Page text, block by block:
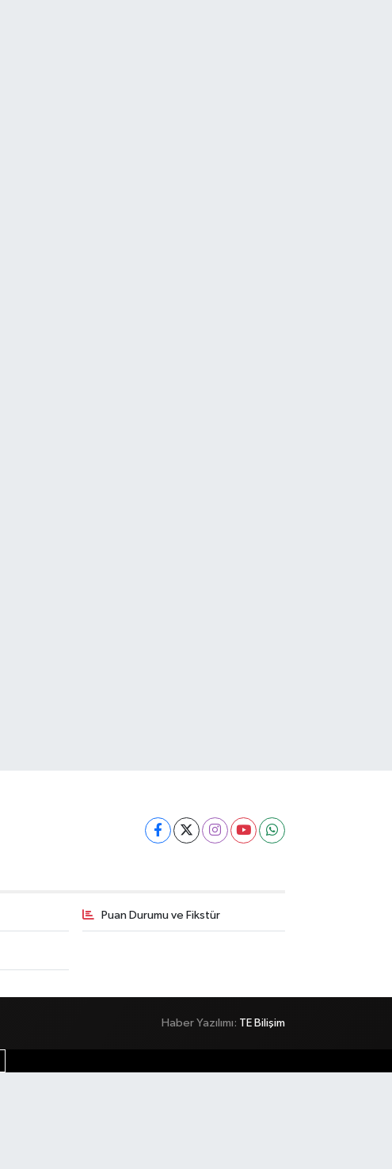
Puan Durumu ve Fikstür
Haber Yazılımı: TE Bilişim